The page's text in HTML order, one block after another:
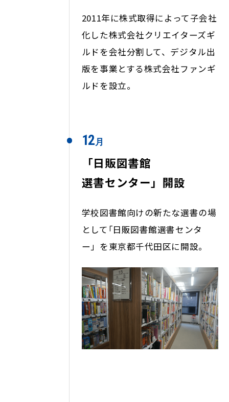
2011年に株式取得によって子会社
化した株式会社クリエイターズギ
ルドを会社分割して、デジタル出
版を事業とする株式会社ファンギ
ルドを設立。
12月
「日販図書館
選書センター」開設
学校図書館向けの新たな選書の場
として｢日販図書館選書センタ
ー」を東京都千代田区に開設。